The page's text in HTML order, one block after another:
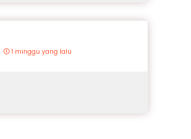
1 minggu yang lalu